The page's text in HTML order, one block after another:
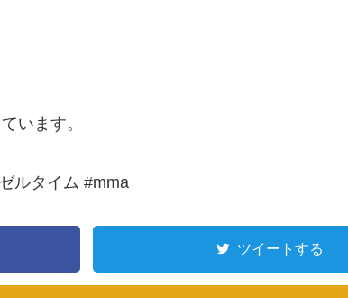
います。
ルタイム #mma
ツイートする